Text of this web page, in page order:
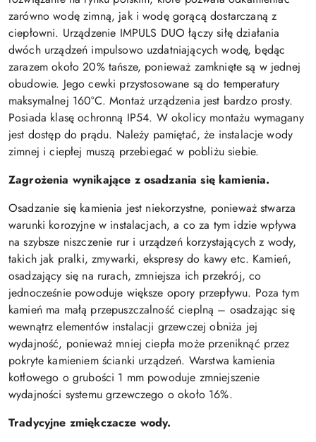
zarówno wodę zimną, jak i wodę gorącą dostarczaną z
ciepłowni. Urządzenie IMPULS DUO łączy siłę działania
dwóch urządzeń impulsowo uzdatniających wodę, będąc
zarazem około 20% tańsze, ponieważ zamknięte są w jednej
obudowie. Jego cewki przystosowane są do temperatury
maksymalnej 160°C. Montaż urządzenia jest bardzo prosty.
Posiada klasę ochronną IP54. W okolicy montażu wymagany
jest dostęp do prądu. Należy pamiętać, że instalacje wody
zimnej i ciepłej muszą przebiegać w pobliżu siebie.
Zagrożenia wynikające z osadzania się kamienia.
Osadzanie się kamienia jest niekorzystne, ponieważ stwarza
warunki korozyjne w instalacjach, a co za tym idzie wpływa
na szybsze niszczenie rur i urządzeń korzystających z wody,
takich jak pralki, zmywarki, ekspresy do kawy etc. Kamień,
osadzający się na rurach, zmniejsza ich przekrój, co
jednocześnie powoduje większe opory przepływu. Poza tym
kamień ma małą przepuszczalność cieplną – osadzając się
wewnątrz elementów instalacji grzewczej obniża jej
wydajność, ponieważ mniej ciepła może przeniknąć przez
pokryte kamieniem ścianki urządzeń. Warstwa kamienia
kotłowego o grubości 1 mm powoduje zmniejszenie
wydajności systemu grzewczego o około 16%.
Tradycyjne zmiękczacze wody.